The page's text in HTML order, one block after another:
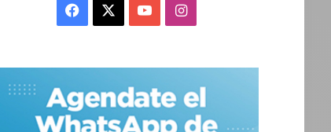
Facebook YouTubeInstagram